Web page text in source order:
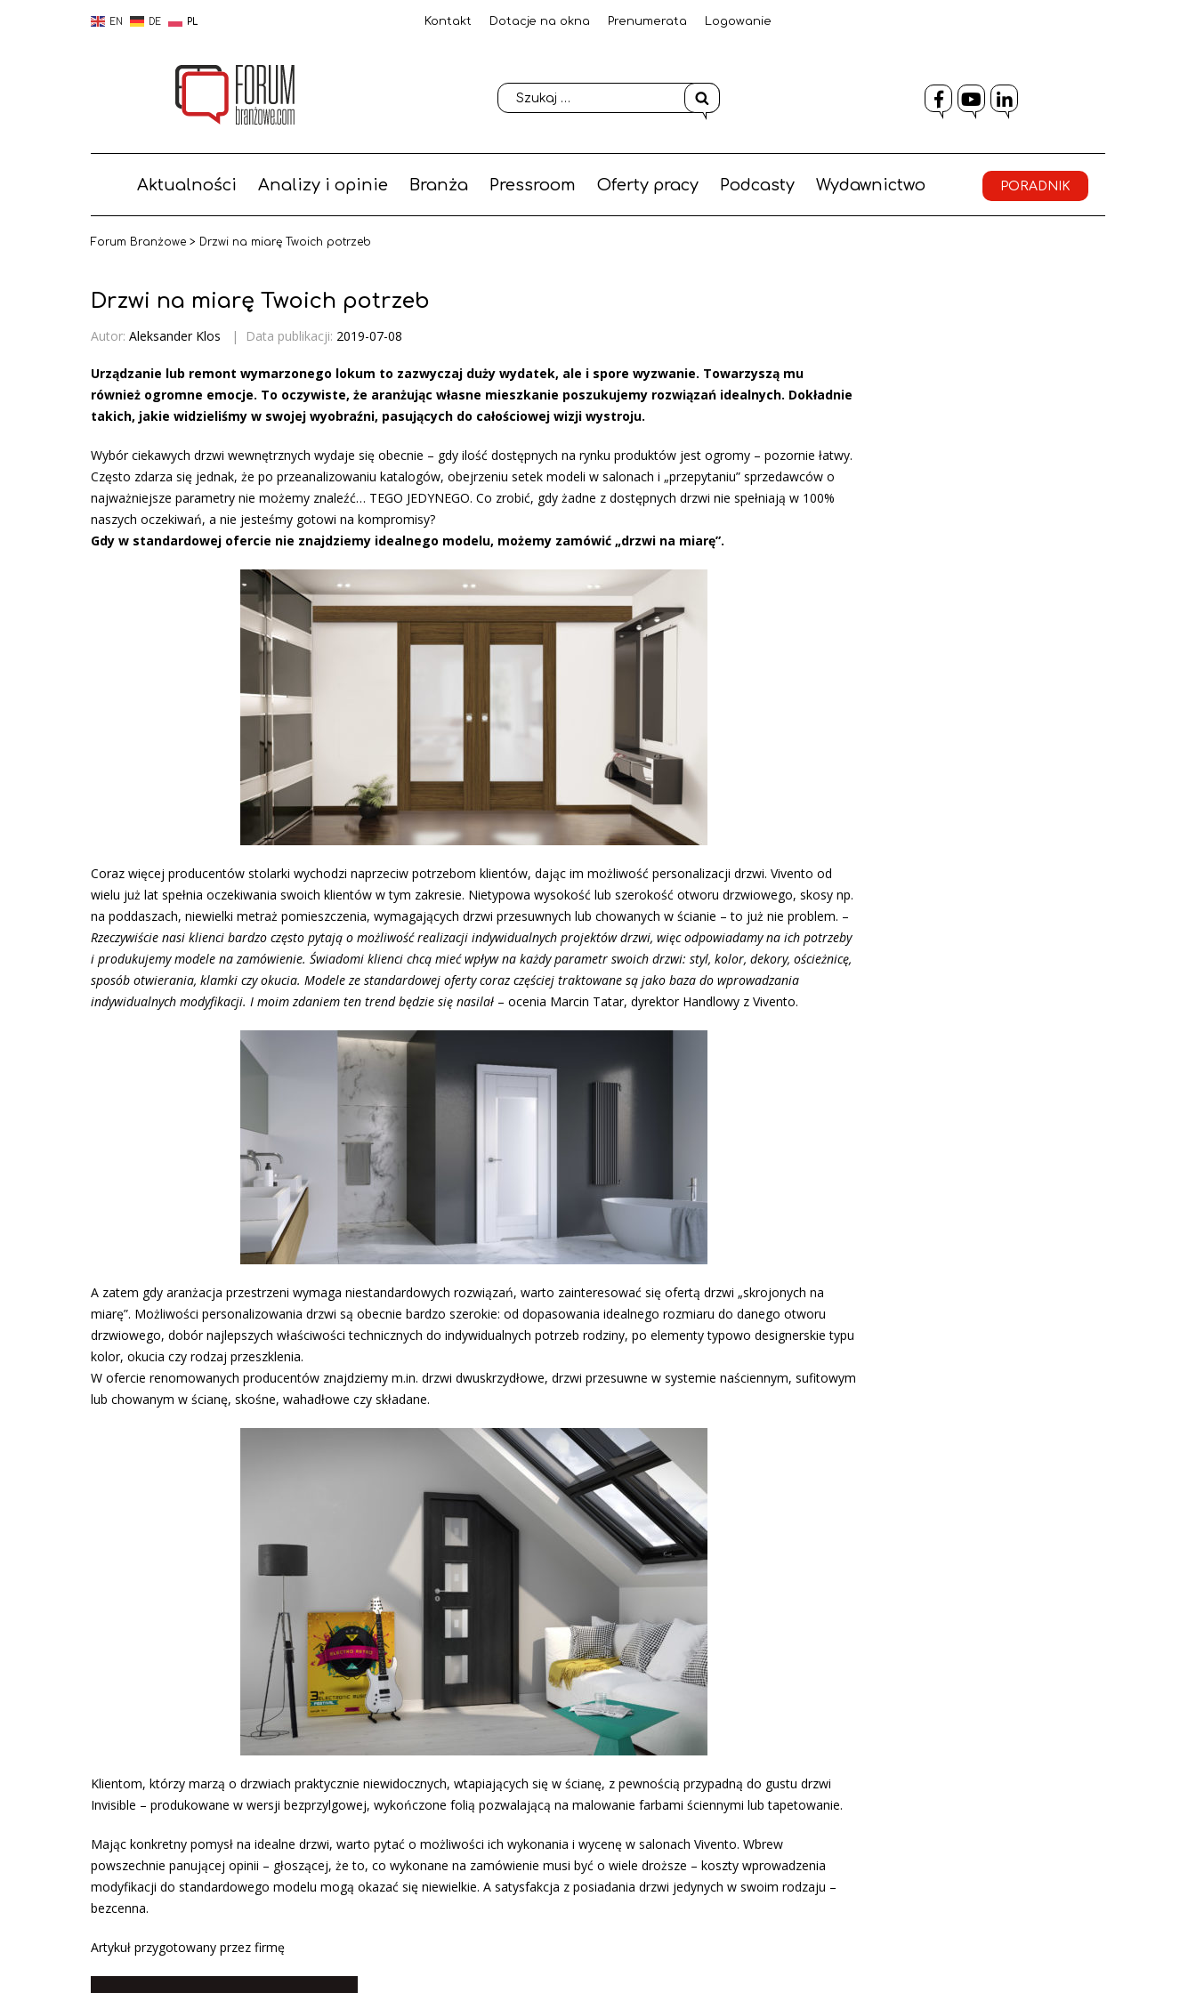
EN DE PL Kontakt Dotacje na okna Prenumerata Logowanie
Facebook
YouTube
LinkedIn
Aktualności Analizy i opinie Branża Pressroom Oferty pracy Podcasty Wydawnictwo PORADNIK
Forum Branżowe > Drzwi na miarę Twoich potrzeb
Drzwi na miarę Twoich potrzeb
Autor: Aleksander Klos | Data publikacji: 2019-07-08
Urządzanie lub remont wymarzonego lokum to zazwyczaj duży wydatek, ale i spore wyzwanie. Towarzyszą mu
również ogromne emocje. To oczywiste, że aranżując własne mieszkanie poszukujemy rozwiązań idealnych. Dokładnie
takich, jakie widzieliśmy w swojej wyobraźni, pasujących do całościowej wizji wystroju.
Wybór ciekawych drzwi wewnętrznych wydaje się obecnie – gdy ilość dostępnych na rynku produktów jest ogromy – pozornie łatwy.
Często zdarza się jednak, że po przeanalizowaniu katalogów, obejrzeniu setek modeli w salonach i „przepytaniu” sprzedawców o
najważniejsze parametry nie możemy znaleźć… TEGO JEDYNEGO. Co zrobić, gdy żadne z dostępnych drzwi nie spełniają w 100%
naszych oczekiwań, a nie jesteśmy gotowi na kompromisy?
Gdy w standardowej ofercie nie znajdziemy idealnego modelu, możemy zamówić „drzwi na miarę”.
Coraz więcej producentów stolarki wychodzi naprzeciw potrzebom klientów, dając im możliwość personalizacji drzwi. Vivento od
wielu już lat spełnia oczekiwania swoich klientów w tym zakresie. Nietypowa wysokość lub szerokość otworu drzwiowego, skosy np.
na poddaszach, niewielki metraż pomieszczenia, wymagających drzwi przesuwnych lub chowanych w ścianie – to już nie problem. –
Rzeczywiście nasi klienci bardzo często pytają o możliwość realizacji indywidualnych projektów drzwi, więc odpowiadamy na ich potrzeby
i produkujemy modele na zamówienie. Świadomi klienci chcą mieć wpływ na każdy parametr swoich drzwi: styl, kolor, dekory, ościeżnicę,
sposób otwierania, klamki czy okucia. Modele ze standardowej oferty coraz częściej traktowane są jako baza do wprowadzania
indywidualnych modyfikacji. I moim zdaniem ten trend będzie się nasilał – ocenia Marcin Tatar, dyrektor Handlowy z Vivento.
A zatem gdy aranżacja przestrzeni wymaga niestandardowych rozwiązań, warto zainteresować się ofertą drzwi „skrojonych na
miarę”. Możliwości personalizowania drzwi są obecnie bardzo szerokie: od dopasowania idealnego rozmiaru do danego otworu
drzwiowego, dobór najlepszych właściwości technicznych do indywidualnych potrzeb rodziny, po elementy typowo designerskie typu
kolor, okucia czy rodzaj przeszklenia.
W ofercie renomowanych producentów znajdziemy m.in. drzwi dwuskrzydłowe, drzwi przesuwne w systemie naściennym, sufitowym
lub chowanym w ścianę, skośne, wahadłowe czy składane.
Klientom, którzy marzą o drzwiach praktycznie niewidocznych, wtapiających się w ścianę, z pewnością przypadną do gustu drzwi
Invisible – produkowane w wersji bezprzylgowej, wykończone folią pozwalającą na malowanie farbami ściennymi lub tapetowanie.
Mając konkretny pomysł na idealne drzwi, warto pytać o możliwości ich wykonania i wycenę w salonach Vivento. Wbrew
powszechnie panującej opinii – głoszącej, że to, co wykonane na zamówienie musi być o wiele droższe – koszty wprowadzenia
modyfikacji do standardowego modelu mogą okazać się niewielkie. A satysfakcja z posiadania drzwi jedynych w swoim rodzaju –
bezcenna.
Artykuł przygotowany przez firmę